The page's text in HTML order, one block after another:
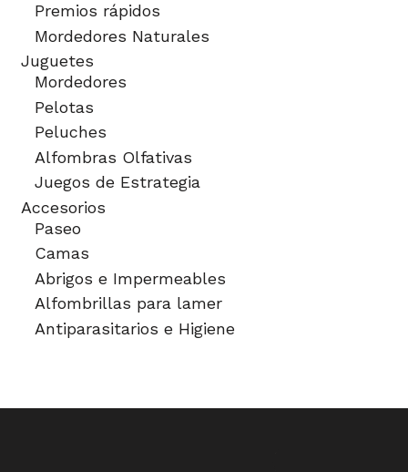
Premios rápidos
Mordedores Naturales
Juguetes
Mordedores
Pelotas
Peluches
Alfombras Olfativas
Juegos de Estrategia
Accesorios
Paseo
Camas
Abrigos e Impermeables
Alfombrillas para lamer
Antiparasitarios e Higiene